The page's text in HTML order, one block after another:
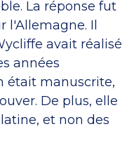
La réponse fut
l'Allemagne. Il
avait réalisé
années
était manuscrite,
De plus, elle
et non des